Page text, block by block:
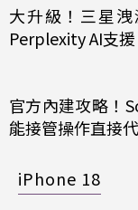
大升級！三星
Perplexity AI支援
官方內建攻略！
能接管操作直接
iPhone 18